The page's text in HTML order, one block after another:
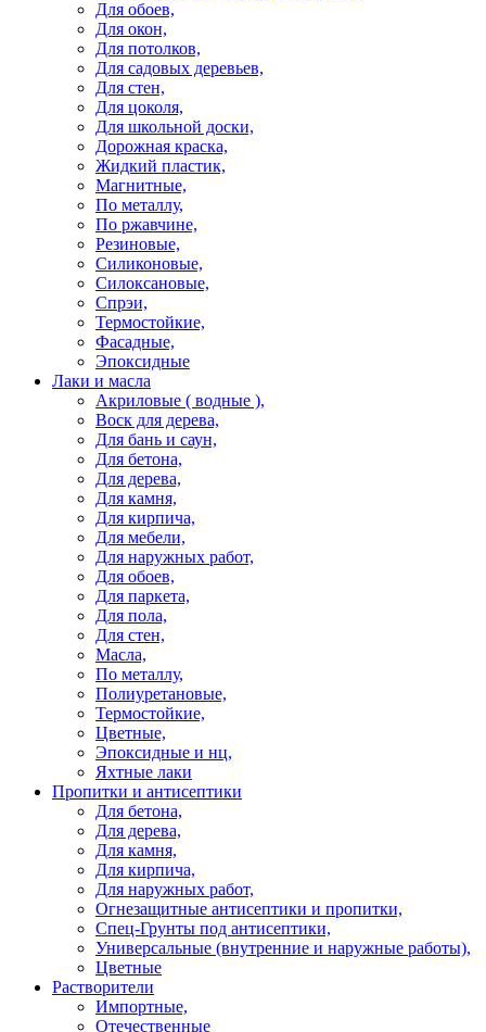
Для обоев,
Для окон,
Для потолков,
Для садовых деревьев,
Для стен,
Для цоколя,
Для школьной доски,
Дорожная краска,
Жидкий пластик,
Магнитные,
По металлу,
По ржавчине,
Резиновые,
Силиконовые,
Силоксановые,
Спрэи,
Термостойкие,
Фасадные,
Эпоксидные
Лаки и масла
Акриловые ( водные ),
Воск для дерева,
Для бань и саун,
Для бетона,
Для дерева,
Для камня,
Для кирпича,
Для мебели,
Для наружных работ,
Для обоев,
Для паркета,
Для пола,
Для стен,
Масла,
По металлу,
Полиуретановые,
Термостойкие,
Цветные,
Эпоксидные и нц,
Яхтные лаки
Пропитки и антисептики
Для бетона,
Для дерева,
Для камня,
Для кирпича,
Для наружных работ,
Огнезащитные антисептики и пропитки,
Спец-Грунты под антисептики,
Универсальные (внутренние и наружные работы),
Цветные
Растворители
Импортные,
Отечественные